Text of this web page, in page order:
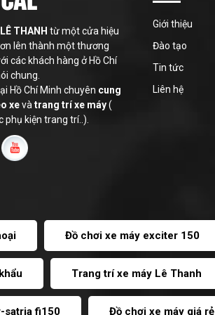
NVX
THANH từ một cửa hiệu
lên thành một thương
các khách hàng ở Hồ Chí
chung.
Hồ Chí Minh chuyên cung
xevàtrang trí xe máy(
phụ kiện trang trí..).
Giới thiệu
Đào tạo
Tin tức
Liên hệ
Đồ chơi xe máy exciter 150
Trang trí xe máy Lê Thanh
satria fi150 Đồ chơi xe máy giá rẻ